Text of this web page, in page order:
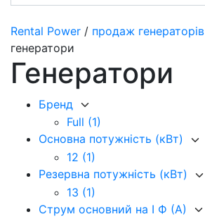
Rental Power / продаж генераторів
генератори
Генератори
Бренд
Full (1)
Основна потужність (кВт)
12 (1)
Резервна потужність (кВт)
13 (1)
Струм основний на I Ф (А)